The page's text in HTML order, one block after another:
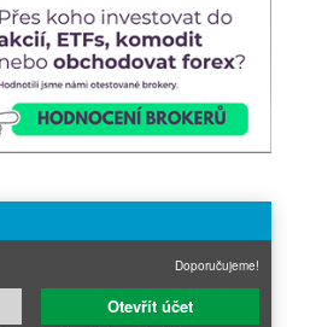
Doporučujeme!
Otevřít účet